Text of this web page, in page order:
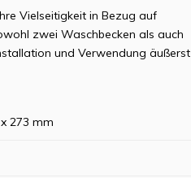
Vielseitigkeit in Bezug auf
zwei Waschbecken als auch
und Verwendung äußerst
273 mm